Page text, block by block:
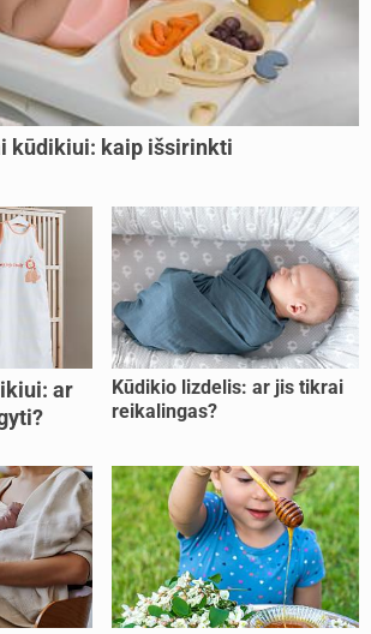
kūdikiui: kaip išsirinkti
ar
Kūdikio lizdelis: ar jis tikrai
reikalingas?